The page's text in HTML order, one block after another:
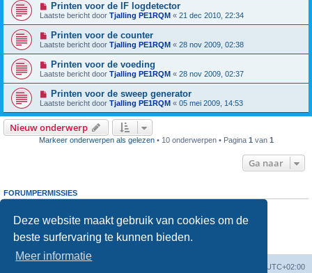
Deze website maakt gebruik van cookies om de
beste surfervaring te kunnen bieden.
Meer informatie
Printen voor de IF logdetector
Laatste bericht door Tjalling PE1RQM « 21 dec 2010, 22:34
Printen voor de counter
Laatste bericht door Tjalling PE1RQM « 28 nov 2009, 02:38
Printen voor de voeding
Laatste bericht door Tjalling PE1RQM « 28 nov 2009, 02:37
Printen voor de sweep generator
Laatste bericht door Tjalling PE1RQM « 05 mei 2009, 14:53
Nieuw onderwerp
Markeer onderwerpen als gelezen• 10 onderwerpen • Pagina 1 van 1
Ga naar
FORUMPERMISSIES
kunt niet
reageren op onderwerpen in dit forum
kunt nietje eigen berichten wijzigen in dit forum
kunt nietje eigen berichten verwijderen in dit forum
bijlagen plaatsen in dit forum
UTC+02:00